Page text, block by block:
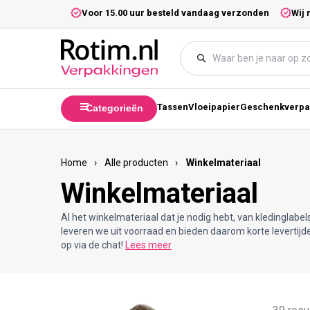
Meteen naar de contentVoor 15.00 uur besteld vandaag verzonden Wij
Categorieën TassenVloeipapier
Home › Alle producten › Winkelmateriaal
Winkelmateriaal
Al het winkelmateriaal dat je nodig hebt, van
leveren we uit voorraad en bieden daarom korte
op via de chat! Lees meer